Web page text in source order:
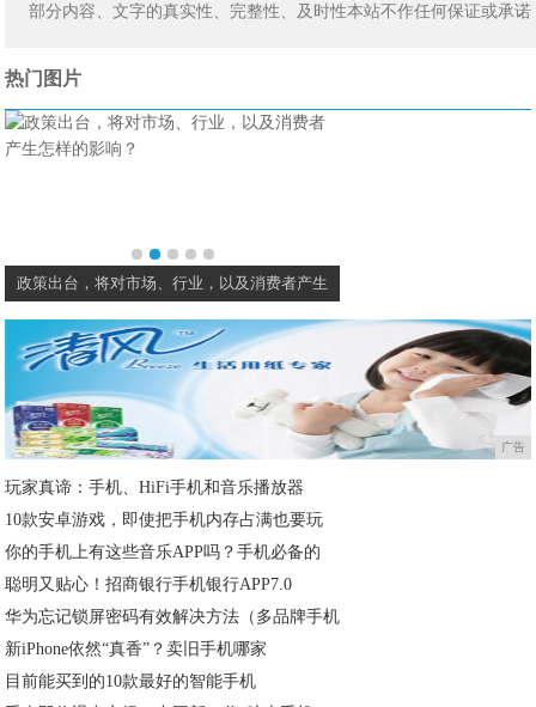
部分内容、文字的真实性、完整性、及时性本站不作任何保证或承
热门图片
政策出台，将对市场、行业，以及消费者产生
广告
玩家真谛：手机、HiFi手机和音乐播放器
10款安卓游戏，即使把手机内存占满也要玩
你的手机上有这些音乐APP吗？手机必备的
聪明又贴心！招商银行手机银行APP7.0
华为忘记锁屏密码有效解决方法（多品牌手机
新iPhone依然“真香”？卖旧手机哪家
目前能买到的10款最好的智能手机